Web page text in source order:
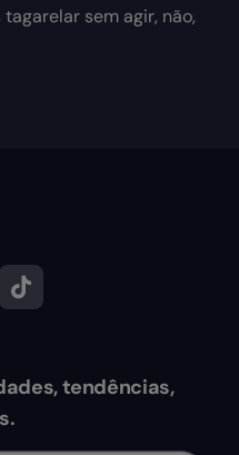
sem agir, não,
tendências,